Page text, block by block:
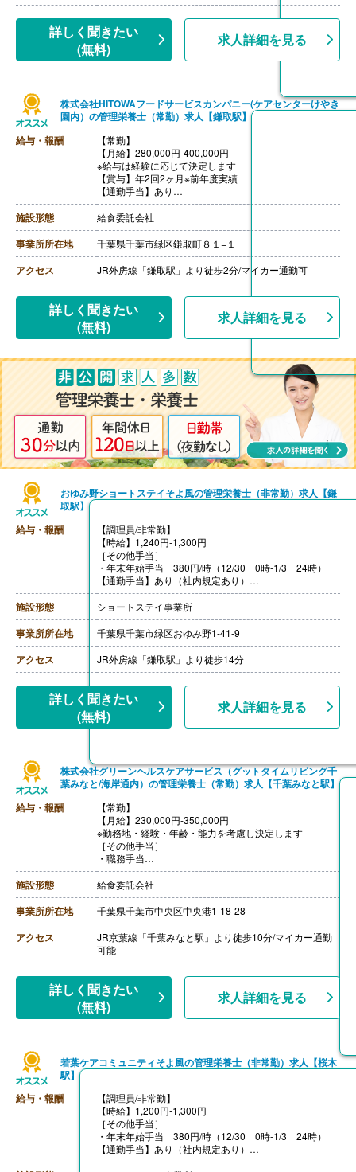
詳しく聞きたい
(無料)
求人詳細を見る
株式会社HITOWAフードサービスカンパニー(ケアセンターけやき
園内）の管理栄養士（常勤）求人【鎌取駅】
給与・報酬
【常勤】
【月給】280,000円-400,000円
※給与は経験に応じて決定します
【賞与】年2回2ヶ月※前年度実績
【通勤手当】あり
※公共交通機関:上限30,000円/月
※マイカー通勤:片道2km以上（ガソリン代は規定内支
給）
【昇給】あり（年1回）
【退職金】あり（会社規定による）
施設形態 給食委託会社
事業所所在地 千葉県千葉市緑区鎌取町８１−１
アクセス JR外房線「鎌取駅」より徒歩2分/マイカー通勤可
詳しく聞きたい
(無料)
求人詳細を見る
おゆみ野ショートステイそよ風の管理栄養士（非常勤）求人【鎌
取駅】
給与・報酬
【調理員/非常勤】
【時給】1,240円-1,300円
［その他手当］
・年末年始手当 380円/時（12/30 0時-1/3 24時）
【通勤手当】あり（社内規定あり）
【賞与】あり（年2回寸志）
施設形態 ショートステイ事業所
事業所所在地 千葉県千葉市緑区おゆみ野1-41-9
アクセス JR外房線「鎌取駅」より徒歩14分
詳しく聞きたい
(無料)
求人詳細を見る
株式会社グリーンヘルスケアサービス（グットタイムリビング千
葉みなと/海岸通内）の管理栄養士（常勤）求人【千葉みなと駅】
給与・報酬
【常勤】
【月給】230,000円-350,000円
※勤務地・経験・年齢・能力を考慮し決定します
［その他手当］
・職務手当
・食事手当
・年末年始手当
【賞与】年2回（7月、12月）※会社業績、各個人実績に
応じて決定（前年度実績 2.00ヶ月/年）
【通勤手当】あり（全額支給）
【退職金】なし
施設形態 給食委託会社
事業所所在地 千葉県千葉市中央区中央港1-18-28
アクセス
JR京葉線「千葉みなと駅」より徒歩10分/マイカー通勤
可能
詳しく聞きたい
(無料)
求人詳細を見る
若葉ケアコミュニティそよ風の管理栄養士（非常勤）求人【桜木
駅】
給与・報酬
【調理員/非常勤】
【時給】1,200円-1,300円
［その他手当］
・年末年始手当 380円/時（12/30 0時-1/3 24時）
【通勤手当】あり（社内規定あり）
【昇給】年1回